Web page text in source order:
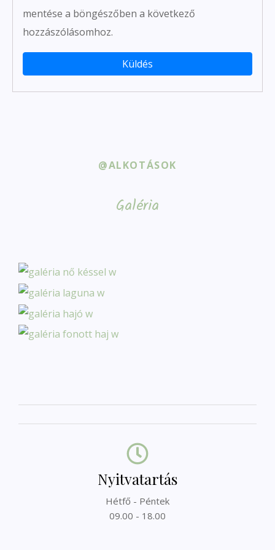
mentése a böngészőben a következő
hozzászólásomhoz.
@ALKOTÁSOK
Galéria
Nyitvatartás
Hétfő - Péntek
09.00 - 18.00